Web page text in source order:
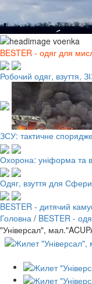
BESTER - одяг для
Робочий одяг, взуття,
ЗСУ: тактичне
Охорона: уніформа та
Одяг, взуття для
BESTER - дитячий
Головна / BESTER -
"Універсал",